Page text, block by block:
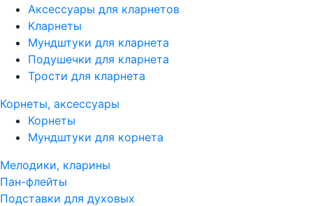
Аксессуары для кларнетов
Кларнеты
Мундштуки для кларнета
Подушечки для кларнета
Трости для кларнета
Корнеты, аксессуары
Корнеты
Мундштуки для корнета
Мелодики, кларины
Пан-флейты
Подставки для духовых